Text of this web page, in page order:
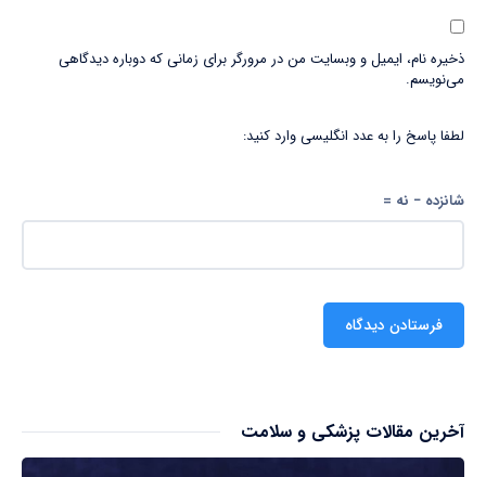
ذخیره نام، ایمیل و وبسایت من در مرورگر برای زمانی که دوباره دیدگاهی
می‌نویسم.
لطفا پاسخ را به عدد انگلیسی وارد کنید:
شانزده − نه =
آخرین مقالات پزشکی و سلامت